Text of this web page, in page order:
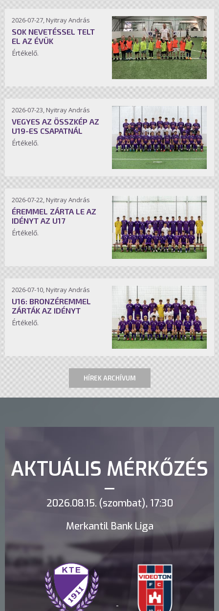
2026-07-27, Nyitray András
SOK NEVETÉSSEL TELT
EL AZ ÉVÜK
Értékelő.
2026-07-23, Nyitray András
VEGYES AZ ÖSSZKÉP AZ
U19-ES CSAPATNÁL
Értékelő.
2026-07-22, Nyitray András
ÉREMMEL ZÁRTA LE AZ
IDÉNYT AZ U17
Értékelő.
2026-07-10, Nyitray András
U16: BRONZÉREMMEL
ZÁRTÁK AZ IDÉNYT
Értékelő.
HÍREK ARCHÍVUM
AKTUÁLIS MÉRKŐZÉS
2026.08.15. (szombat), 17:30
Merkantil Bank Liga
-